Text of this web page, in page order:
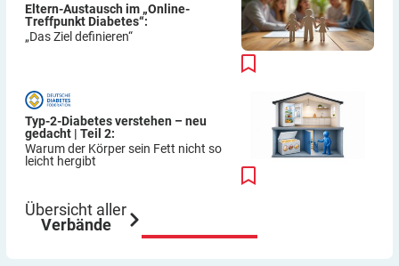
Eltern-Austausch im „Online-
Treffpunkt Diabetes“:
„Das Ziel definieren“
Typ-2-Diabetes verstehen – neu
gedacht | Teil 2:
Warum der Körper sein Fett nicht so
leicht hergibt
Übersicht aller
Verbände